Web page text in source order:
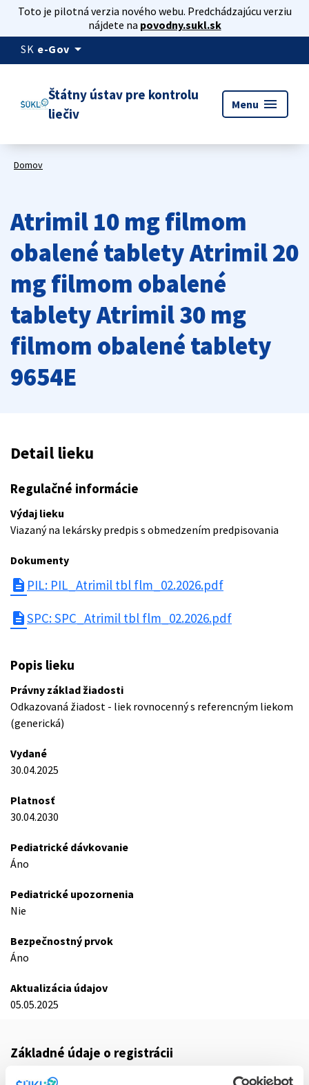
Toto je pilotná verzia nového webu. Predchádzajúcu verziu
nájdete na povodny.sukl.sk
SK e-Gov arrow_drop_down
Štátny ústav pre kontrolu
liečiv
Menu menu
Domov
Atrimil 10 mg filmom
obalené tablety Atrimil 20
mg filmom obalené
tablety Atrimil 30 mg
filmom obalené tablety
9654E
Detail lieku
Regulačné informácie
Výdaj lieku
Viazaný na lekársky predpis s obmedzením predpisovania
Dokumenty
description PIL: PIL_Atrimil tbl flm_02.2026.pdf
descriptionSPC: SPC_Atrimil tbl flm_02.2026.pdf
Popis lieku
Právny základ žiadosti
Odkazovaná žiadost - liek rovnocenný s referencným liekom
(generická)
Vydané
30.04.2025
Platnosť
30.04.2030
Pediatrické dávkovanie
Áno
Pediatrické upozornenia
Nie
Bezpečnostný prvok
Áno
Aktualizácia údajov
05.05.2025
Základné údaje o registrácii
Kód